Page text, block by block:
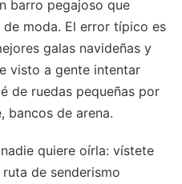
barro pegajoso que
moda. El error típico es
galas navideñas y
visto a gente intentar
de ruedas pequeñas por
bancos de arena.
quiere oírla: vístete
de senderismo